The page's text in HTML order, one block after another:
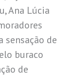
Ana Lúcia
de
buraco
de